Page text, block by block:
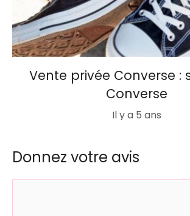
Vente privée Converse :
Converse
Il y a 5 ans
Donnez votre avis